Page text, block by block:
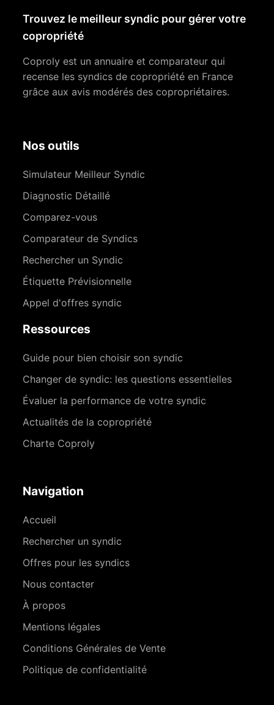
Trouvez le meilleur syndic pour gérer votre
copropriété
Coproly est un annuaire et comparateur qui
recense les syndics de copropriété en France
grâce aux avis modérés des copropriétaires.
Nos outils
Simulateur Meilleur Syndic
Diagnostic Détaillé
Comparez-vous
Comparateur de Syndics
Rechercher un Syndic
Étiquette Prévisionnelle
Appel d'offres syndic
Ressources
Guide pour bien choisir son syndic
Changer de syndic: les questions essentielles
Évaluer la performance de votre syndic
Actualités de la copropriété
Charte Coproly
Navigation
Accueil
Rechercher un syndic
Offres pour les syndics
Nous contacter
À propos
Mentions légales
Conditions Générales de Vente
Politique de confidentialité